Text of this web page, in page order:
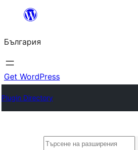
България
Get WordPress
Plugin Directory
Търсене